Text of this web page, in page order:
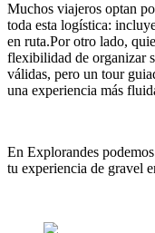
Muchos viajeros optan
toda esta logística:
en ruta.Por otro lado,
flexibilidad de organizar
válidas, pero un tour
una experiencia más
En Explorandes
tu experiencia de gravel